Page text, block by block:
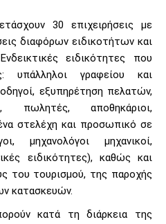
30 επιχειρήσεις με
διαφόρων ειδικοτήτων και
ειδικότητες που
υπάλληλοι γραφείου και
εξυπηρέτηση πελατών,
πωλητές, αποθηκάριοι,
στελέχη και προσωπικό σε
μηχανολόγοι μηχανικοί,
ειδικότητες), καθώς και
του τουρισμού, της παροχής
κατασκευών.
κατά τη διάρκεια της